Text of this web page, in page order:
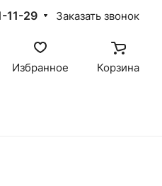
11-29 Заказать звонок
Избранное Корзина